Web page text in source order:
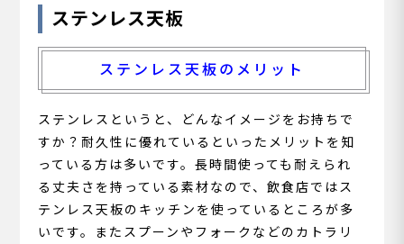
ステンレス天板
ステンレス天板のメリット
ステンレスというと、どんなイメージをお持ちで
すか？耐久性に優れているといったメリットを知
っている方は多いです。長時間使っても耐えられ
る丈夫さを持っている素材なので、飲食店ではス
テンレス天板のキッチンを使っているところが多
いです。またスプーンやフォークなどのカトラリ